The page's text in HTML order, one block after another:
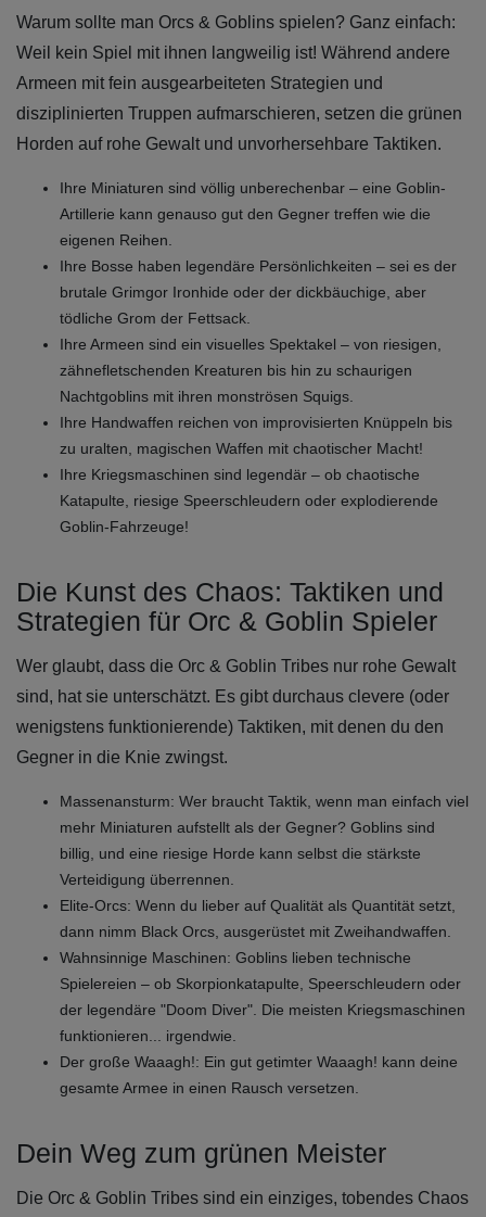
Warum sollte man Orcs & Goblins spielen? Ganz einfach:
Weil kein Spiel mit ihnen langweilig ist! Während andere
Armeen mit fein ausgearbeiteten Strategien und
disziplinierten Truppen aufmarschieren, setzen die grünen
Horden auf rohe Gewalt und unvorhersehbare Taktiken.
Ihre Miniaturen sind völlig unberechenbar – eine Goblin-
Artillerie kann genauso gut den Gegner treffen wie die
eigenen Reihen.
Ihre Bosse haben legendäre Persönlichkeiten – sei es der
brutale Grimgor Ironhide oder der dickbäuchige, aber
tödliche Grom der Fettsack.
Ihre Armeen sind ein visuelles Spektakel – von riesigen,
zähnefletschenden Kreaturen bis hin zu schaurigen
Nachtgoblins mit ihren monströsen Squigs.
Ihre Handwaffen reichen von improvisierten Knüppeln bis
zu uralten, magischen Waffen mit chaotischer Macht!
Ihre Kriegsmaschinen sind legendär – ob chaotische
Katapulte, riesige Speerschleudern oder explodierende
Goblin-Fahrzeuge!
Die Kunst des Chaos: Taktiken und
Strategien für Orc & Goblin Spieler
Wer glaubt, dass die Orc & Goblin Tribes nur rohe Gewalt
sind, hat sie unterschätzt. Es gibt durchaus clevere (oder
wenigstens funktionierende) Taktiken, mit denen du den
Gegner in die Knie zwingst.
Massenansturm: Wer braucht Taktik, wenn man einfach viel
mehr Miniaturen aufstellt als der Gegner? Goblins sind
billig, und eine riesige Horde kann selbst die stärkste
Verteidigung überrennen.
Elite-Orcs: Wenn du lieber auf Qualität als Quantität setzt,
dann nimm Black Orcs, ausgerüstet mit Zweihandwaffen.
Wahnsinnige Maschinen: Goblins lieben technische
Spielereien – ob Skorpionkatapulte, Speerschleudern oder
der legendäre "Doom Diver". Die meisten Kriegsmaschinen
funktionieren... irgendwie.
Der große Waaagh!: Ein gut getimter Waaagh! kann deine
gesamte Armee in einen Rausch versetzen.
Dein Weg zum grünen Meister
Die Orc & Goblin Tribes sind ein einziges, tobendes Chaos